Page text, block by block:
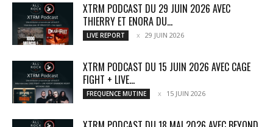
XTRM PODCAST DU 29 JUIN 2026 AVEC
THIERRY ET ENORA DU...
LIVE REPORT 29 JUIN 2026
XTRM PODCAST DU 15 JUIN 2026 AVEC CAGE
FIGHT + LIVE...
FREQUENCE MUTINE 15 JUIN 2026